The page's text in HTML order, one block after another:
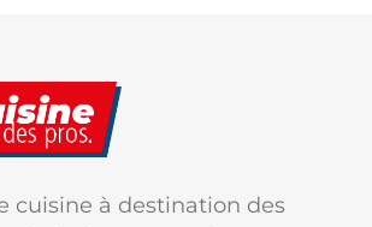
cuisine à destination des